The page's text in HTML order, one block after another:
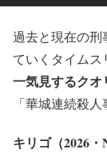
過去と現在の刑
ていくタイムス
一気見するクオ
「華城連続殺
キリゴ（2026・